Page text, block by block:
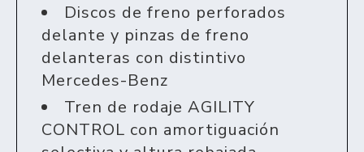
Discos de freno perforados
delante y pinzas de freno
delanteras con distintivo
Mercedes-Benz
Tren de rodaje AGILITY
CONTROL con amortiguación